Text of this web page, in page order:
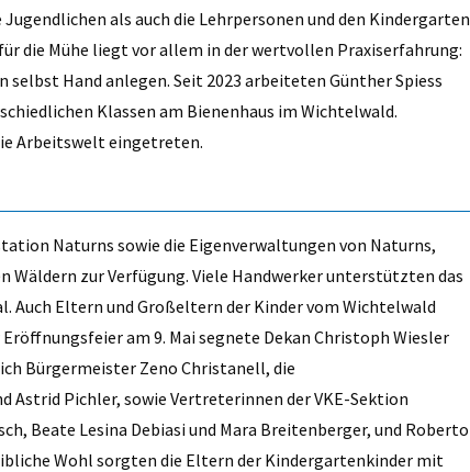
als auch die Lehrpersonen und den Kindergarten
die Mühe liegt vor allem in der wertvollen Praxiserfahrung:
Hand anlegen. Seit 2023 arbeiteten Günther Spiess
Klassen am Bienenhaus im Wichtelwald.
Arbeitswelt eingetreten.
Naturns sowie die Eigenverwaltungen von Naturns,
Wäldern zur Verfügung. Viele Handwerker unterstützten das
Auch Eltern und Großeltern der Kinder vom Wichtelwald
am 9. Mai segnete Dekan Christoph Wiesler
Bürgermeister Zeno Christanell, die
Astrid Pichler, sowie Vertreterinnen der VKE-Sektion
Beate Lesina Debiasi und Mara Breitenberger, und Roberto
Wohl sorgten die Eltern der Kindergartenkinder mit